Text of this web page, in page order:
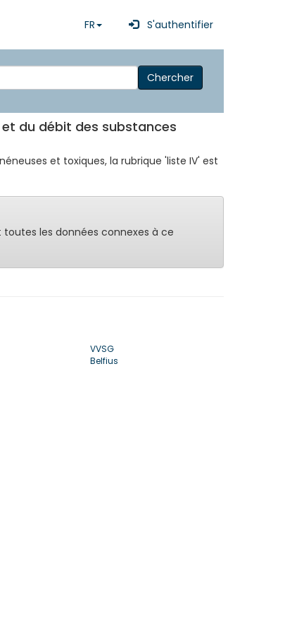
FR S'authentifier
Chercher
et du débit des substances
et toxiques, la rubrique 'liste IV' est
les données connexes à ce
VVSG
Belfius